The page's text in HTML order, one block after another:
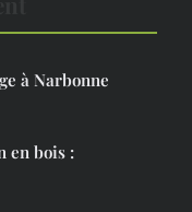
à Narbonne
en bois :